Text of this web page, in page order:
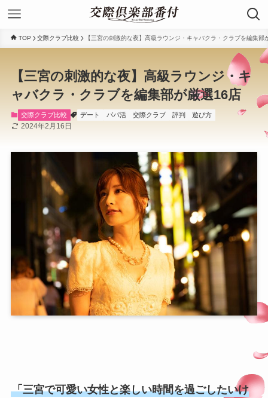
TOP 交際クラブ比較 【三宮の刺激的な夜】高級ラウンジ・キャバクラ・クラブを編集部
【三宮の刺激的な夜】高級ラウンジ・キ
ャバクラ・クラブを編集部が厳選16店
交際クラブ比較 デート パパ活 交際クラブ 評判 遊び方
2024年2月16日
「三宮で可愛い女性と楽しい時間を過ごしたいけ